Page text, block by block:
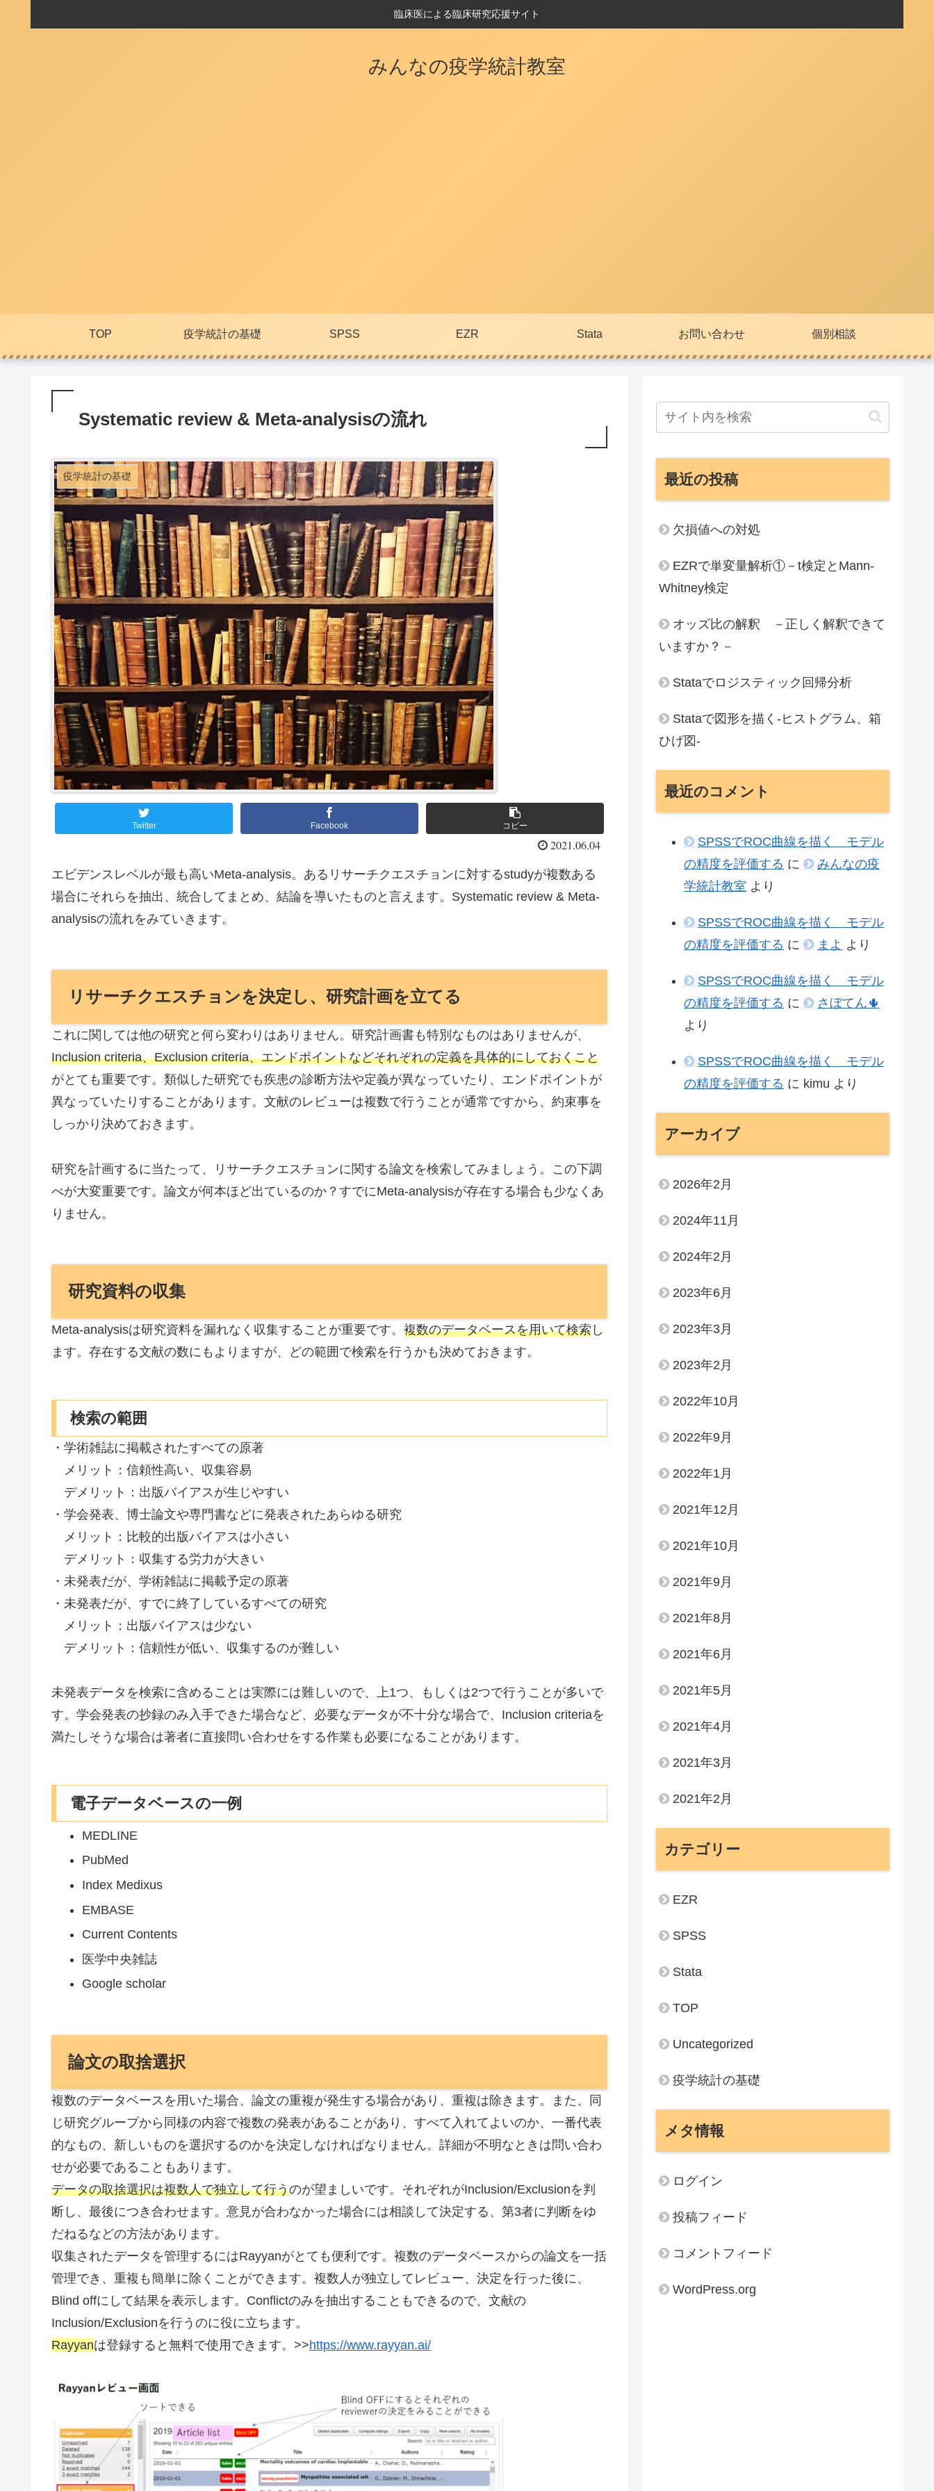
臨床医による臨床研究応援サイト
みんなの疫学統計教室
TOP 疫学統計の基礎 SPSS EZR Stata お問い合わせ 個別相談
Systematic review & Meta-analysisの流れ
疫学統計の基礎
Twitter Facebook コピー
2021.06.04
エビデンスレベルが最も高いMeta-analysis。あるリサーチクエスチョンに対するstudyが複数ある
場合にそれらを抽出、統合してまとめ、結論を導いたものと言えます。Systematic review & Meta-
analysisの流れをみていきます。
リサーチクエスチョンを決定し、研究計画を立てる
これに関しては他の研究と何ら変わりはありません。研究計画書も特別なものはありませんが、
Inclusion criteria、Exclusion criteria、エンドポイントなどそれぞれの定義を具体的にしておくこと
がとても重要です。類似した研究でも疾患の診断方法や定義が異なっていたり、エンドポイントが
異なっていたりすることがあります。文献のレビューは複数で行うことが通常ですから、約束事を
しっかり決めておきます。
研究を計画するに当たって、リサーチクエスチョンに関する論文を検索してみましょう。この下調
べが大変重要です。論文が何本ほど出ているのか？すでにMeta-analysisが存在する場合も少なくあ
りません。
研究資料の収集
Meta-analysisは研究資料を漏れなく収集することが重要です。 複数のデータベースを用いて検索 し
ます。存在する文献の数にもよりますが、どの範囲で検索を行うかも決めておきます。
検索の範囲
・学術雑誌に掲載されたすべての原著
メリット：信頼性高い、収集容易
デメリット：出版バイアスが生じやすい
・学会発表、博士論文や専門書などに発表されたあらゆる研究
メリット：比較的出版バイアスは小さい
デメリット：収集する労力が大きい
・未発表だが、学術雑誌に掲載予定の原著
・未発表だが、すでに終了しているすべての研究
メリット：出版バイアスは少ない
デメリット：信頼性が低い、収集するのが難しい
未発表データを検索に含めることは実際には難しいので、上1つ、もしくは2つで行うことが多いで
す。学会発表の抄録のみ入手できた場合など、必要なデータが不十分な場合で、Inclusion criteriaを
満たしそうな場合は著者に直接問い合わせをする作業も必要になることがあります。
電子データベースの一例
MEDLINE
PubMed
Index Medixus
EMBASE
Current Contents
医学中央雑誌
Google scholar
論文の取捨選択
複数のデータベースを用いた場合、論文の重複が発生する場合があり、重複は除きます。また、同
じ研究グループから同様の内容で複数の発表があることがあり、すべて入れてよいのか、一番代表
的なもの、新しいものを選択するのかを決定しなければなりません。詳細が不明なときは問い合わ
せが必要であることもあります。
データの取捨選択は複数人で独立して行うのが望ましいです。それぞれがInclusion/Exclusionを判
断し、最後につき合わせます。意見が合わなかった場合には相談して決定する、第3者に判断をゆ
だねるなどの方法があります。
収集されたデータを管理するにはRayyanがとても便利です。複数のデータベースからの論文を一括
管理でき、重複も簡単に除くことができます。複数人が独立してレビュー、決定を行った後に、
Blind offにして結果を表示します。Conflictのみを抽出することもできるので、文献の
Inclusion/Exclusionを行うのに役に立ちます。
Rayyanは登録すると無料で使用できます。>>https://www.rayyan.ai/
最近の投稿
欠損値への対処
EZRで単変量解析①－t検定とMann-
Whitney検定
オッズ比の解釈 －正しく解釈できて
いますか？－
Stataでロジスティック回帰分析
Stataで図形を描く‐ヒストグラム、箱
ひげ図-
最近のコメント
SPSSでROC曲線を描く モデル
の精度を評価する に
みんなの疫
学統計教室 より
SPSSでROC曲線を描く モデル
の精度を評価する に まよ より
SPSSでROC曲線を描く モデル
の精度を評価する に
さぼてん🌵
より
SPSSでROC曲線を描く モデル
の精度を評価する に kimu より
アーカイブ
2026年2月
2024年11月
2024年2月
2023年6月
2023年3月
2023年2月
2022年10月
2022年9月
2022年1月
2021年12月
2021年10月
2021年9月
2021年8月
2021年6月
2021年5月
2021年4月
2021年3月
2021年2月
カテゴリー
EZR
SPSS
Stata
TOP
Uncategorized
疫学統計の基礎
メタ情報
ログイン
投稿フィード
コメントフィード
WordPress.org